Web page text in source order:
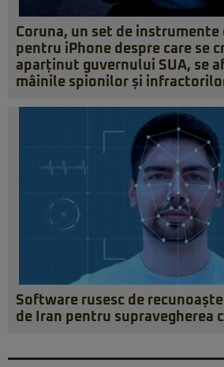
Coruna, un set de instrumente
pentru iPhone despre care se
aparținut guvernului SUA, se
mâinile spionilor și
Software rusesc de
de Iran pentru supravegherea